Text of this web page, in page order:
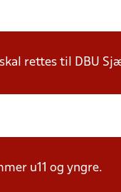
rettes til DBU
u11 og yngre.